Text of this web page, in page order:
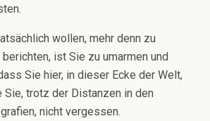
wollen, mehr denn zu
ist Sie zu umarmen und
Sie hier, in dieser Ecke der Welt,
Sie, trotz der Distanzen in den
nicht vergessen.